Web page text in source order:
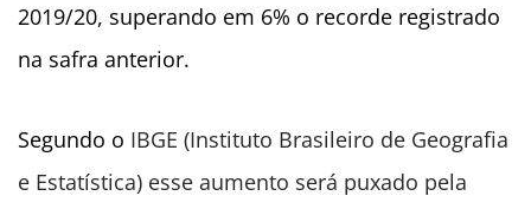
2019/20, superando em 6% o recorde registrado
na safra anterior.
Segundo o IBGE (Instituto Brasileiro de Geografia
e Estatística) esse aumento será puxado pela